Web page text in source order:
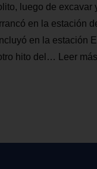
luego de excavar
en la estación
en la estación
hito del…
Leer